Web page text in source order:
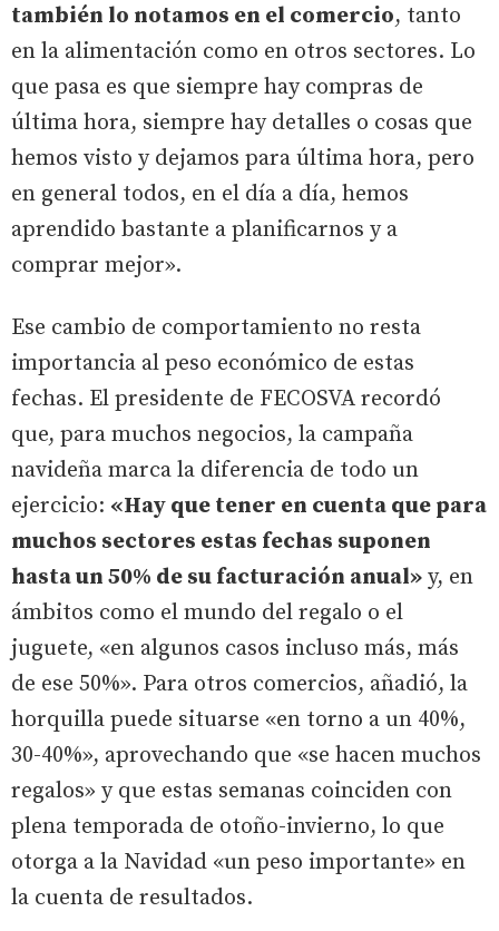
también lo notamos en el comercio, tanto
en la alimentación como en otros sectores. Lo
que pasa es que siempre hay compras de
última hora, siempre hay detalles o cosas que
hemos visto y dejamos para última hora, pero
en general todos, en el día a día, hemos
aprendido bastante a planificarnos y a
comprar mejor».
Ese cambio de comportamiento no resta
importancia al peso económico de estas
fechas. El presidente de FECOSVA recordó
que, para muchos negocios, la campaña
navideña marca la diferencia de todo un
ejercicio: «Hay que tener en cuenta que para
muchos sectores estas fechas suponen
hasta un 50% de su facturación anual» y, en
ámbitos como el mundo del regalo o el
juguete, «en algunos casos incluso más, más
de ese 50%». Para otros comercios, añadió, la
horquilla puede situarse «en torno a un 40%,
30-40%», aprovechando que «se hacen muchos
regalos» y que estas semanas coinciden con
plena temporada de otoño-invierno, lo que
otorga a la Navidad «un peso importante» en
la cuenta de resultados.